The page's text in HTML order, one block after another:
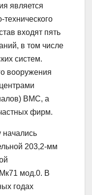
является
входят пять
в том числе
систем.
вооружения
ВМС, а
фирм.
203,2-мм
мод.0. В
годах